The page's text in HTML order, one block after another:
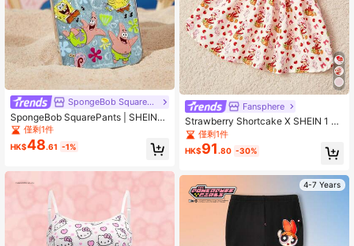
SpongeBob SquarePants
SpongeBob SquarePants | SHEIN
耐用时尚趣味卡通图案手机壳 - 保护
壳设计，兼容
僅剩1件
HK$48.61 -1%
Fansphere
Strawberry Shortcake X SHEIN 1 件
卡通图案宠物背心裙，猫/狗衣服，尺
码 XXS-XXXXL，草莓图案，荷叶
边，蝴蝶结，圣诞装饰，礼品创意
僅剩1件
HK$91.80 -30%
4-7 Years